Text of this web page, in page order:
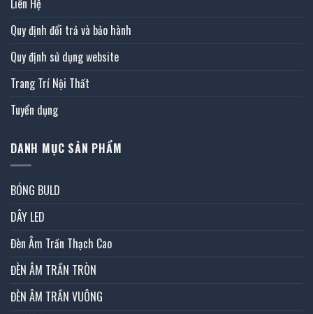
Quy định đổi trả và bảo hành
Quy định sử dụng website
Trang Trí Nội Thất
Tuyển dụng
DANH MỤC SẢN PHẨM
BÓNG BULD
DÂY LED
Đèn Âm Trần Thạch Cao
ĐÈN ÂM TRẦN TRÒN
ĐÈN ÂM TRẦN VUÔNG